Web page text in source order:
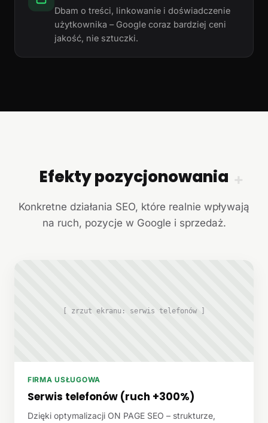
Dbam o treści, linkowanie i doświadczenie
użytkownika – Google coraz bardziej ceni
jakość, nie sztuczki.
+
Efekty pozycjonowania
Konkretne działania SEO, które realnie wpływają
na ruch, pozycje w Google i sprzedaż.
[ zrzut ekranu: serwis telefonów ]
FIRMA USŁUGOWA
Serwis telefonów (ruch +300%)
Dzięki optymalizacji ON PAGE SEO – strukturze,